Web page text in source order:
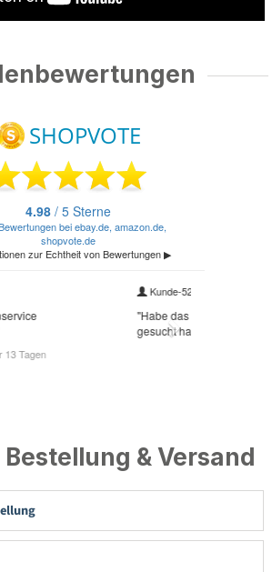
& Versand